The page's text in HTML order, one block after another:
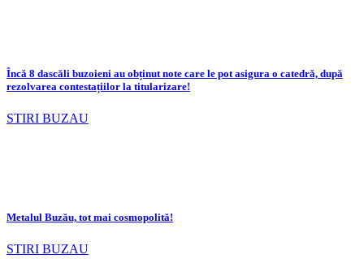
Încă 8 dascăli buzoieni au obținut note care le pot asigura o catedră, după
rezolvarea contestațiilor la titularizare!
STIRI BUZAU
Metalul Buzău, tot mai cosmopolită!
STIRI BUZAU